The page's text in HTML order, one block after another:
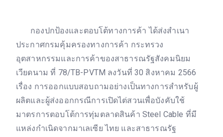
กองปกป้องและตอบโต้ทางการค้า ได้ส่งสำเนา
ประกาศกรมคุ้มครองทางการค้า กระทรวง
อุตสาหกรรมและการค้าของสาธารณรัฐสังคมนิยม
เวียดนาม ที่ 78/TB-PVTM ลงวันที่ 30 สิงหาคม 2566
เรื่อง การออกแบบสอบถามอย่างเป็นทางการสำหรับผู้
ผลิตและผู้ส่งออกกรณีการเปิดไต่สวนเพื่อบังคับใช้
มาตรการตอบโต้การทุ่มตลาดสินค้า Steel Cable ที่มี
แหล่งกำเนิดจากมาเลเซีย ไทย และสาธารณรัฐ